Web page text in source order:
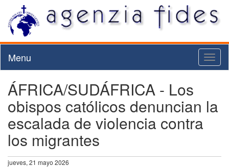
Menu
ÁFRICA/SUDÁFRICA - Los
obispos católicos denuncian la
escalada de violencia contra
los migrantes
jueves, 21 mayo 2026